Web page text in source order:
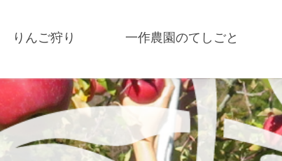
りんご狩り 一作農園のてしごと